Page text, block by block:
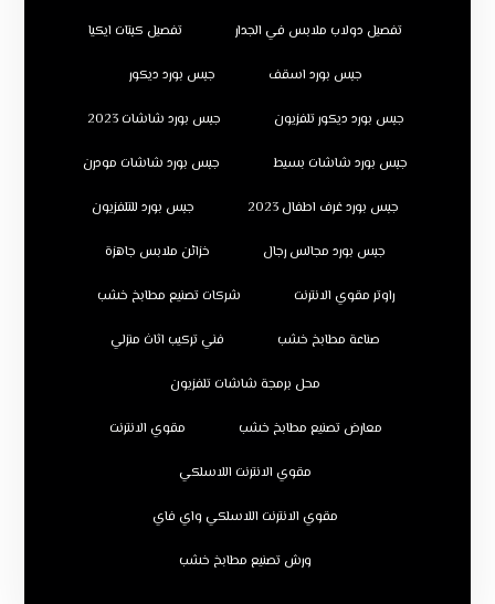
تفصيل دولاب ملابس في الجدار تفصيل كبتات ايكيا
جبس بورد اسقف جبس بورد ديكور
جبس بورد ديكور تلفزيون جبس بورد شاشات 2023
جبس بورد شاشات بسيط جبس بورد شاشات مودرن
جبس بورد غرف اطفال 2023 جبس بورد للتلفزيون
جبس بورد مجالس رجال خزائن ملابس جاهزة
راوتر مقوي الانترنت شركات تصنيع مطابخ خشب
صناعة مطابخ خشب فني تركيب اثاث منزلي
محل برمجة شاشات تلفزيون
معارض تصنيع مطابخ خشب مقوي الانترنت
مقوي الانترنت اللاسلكي
مقوي الانترنت اللاسلكي واي فاي
ورش تصنيع مطابخ خشب